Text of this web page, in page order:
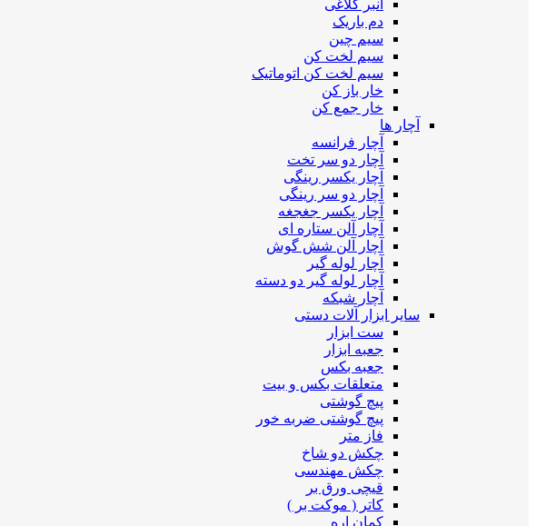
انبر کلاغی
دم باریک
سیم چین
سیم لخت کن
سیم لخت کن اتوماتیک
خار باز کن
خار جمع کن
آچار ها
آچار فرانسه
آچار دو سر تخت
آچار یکسر رینگی
آچار دو سر رینگی
آچار یکسر جغجغه
آچار آلن ستاره ای
آچار آلن شش گوش
آچار لوله گیر
آچار لوله گیر دو دسته
آچار شبکه
سایر ابزار آلات دستی
ست ابزار
جعبه ابزار
جعبه بکس
متعلقات بکس و بیت
پیچ گوشتی
پیچ گوشتی ضربه خور
فاز متر
چکش دو شاخ
چکش مهندسی
قیچی ورق بر
کاتر ( موکت بر )
کمان اره